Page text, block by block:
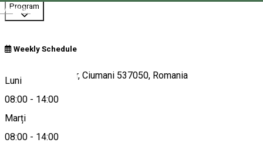
Magyar
Program
Weekly Schedule
Luni
08:00 - 14:00
Marți
08:00 - 14:00
Borsos Miklós tér, Ciumani 537050, Romania
Hartă